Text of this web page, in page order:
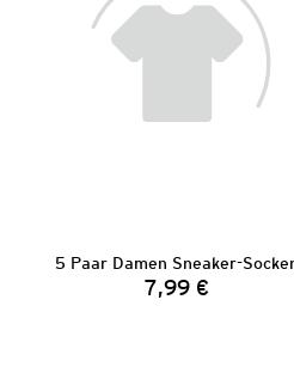
5 Paar Damen Sneaker-
Preis:
7,99 €